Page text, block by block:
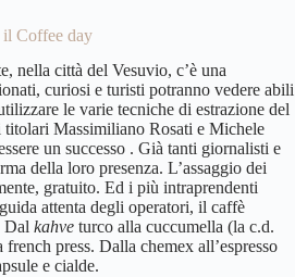
il Coffee day
nella città del Vesuvio, c’è una
curiosi e turisti potranno vedere abili
le varie tecniche di estrazione del
titolari Massimiliano Rosati e Michele
un successo . Già tanti giornalisti e
della loro presenza. L’assaggio dei
gratuito. Ed i più intraprendenti
attenta degli operatori, il caffè
Dal kahve turco alla cuccumella (la c.d.
press. Dalla chemex all’espresso
e cialde.